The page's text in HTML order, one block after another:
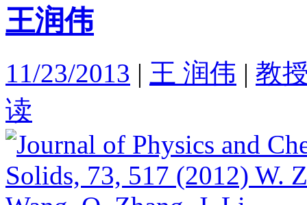
王润伟
11/23/2013 | 王 润伟 | 教
读